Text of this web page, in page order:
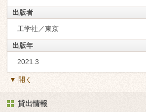
出版者
工学社／東京
出版年
2021.3
▼ 開く
貸出情報